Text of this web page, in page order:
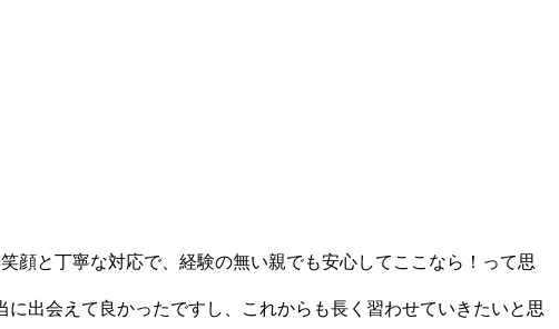
顔と丁寧な対応で、経験の無い親でも安心してここなら！って思
出会えて良かったですし、これからも長く習わせていきたいと思